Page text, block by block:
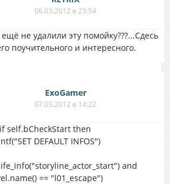
06.03.2012 в 23:54
не удалили эту помойку???...Сдесь
поучительного и интересного.
ExoGamer
07.03.2012 в 14:22
if self.bCheckStart then
DEFAULT INFOS")
and
== "l01_escape")